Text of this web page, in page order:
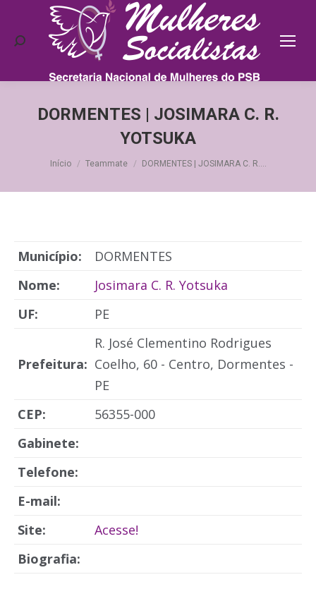
Search:
DORMENTES | JOSIMARA C. R.
YOTSUKA
Você está aqui:
Início Teammate DORMENTES | JOSIMARA C. R.…
Município:
DORMENTES
Nome:
Josimara C. R. Yotsuka
UF:
PE
Prefeitura:
R. José Clementino Rodrigues
Coelho, 60 - Centro, Dormentes -
PE
CEP:
56355-000
Gabinete:
Telefone:
E-mail:
Site:
Acesse!
Biografia: